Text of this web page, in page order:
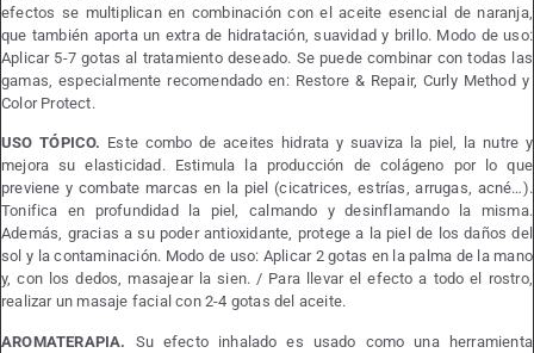
efectos se multiplican en combinación con el aceite esencial de naranja,
que también aporta un extra de hidratación, suavidad y brillo. Modo de uso:
Aplicar 5-7 gotas al tratamiento deseado. Se puede combinar con todas las
gamas, especialmente recomendado en: Restore & Repair, Curly Method y
Color Protect.
USO TÓPICO. Este combo de aceites hidrata y suaviza la piel, la nutre y
mejora su elasticidad. Estimula la producción de colágeno por lo que
previene y combate marcas en la piel (cicatrices, estrías, arrugas, acné…).
Tonifica en profundidad la piel, calmando y desinflamando la misma.
Además, gracias a su poder antioxidante, protege a la piel de los daños del
sol y la contaminación. Modo de uso: Aplicar 2 gotas en la palma de la mano
y, con los dedos, masajear la sien. / Para llevar el efecto a todo el rostro,
realizar un masaje facial con 2-4 gotas del aceite.
AROMATERAPIA.
Su efecto inhalado es usado como una herramienta